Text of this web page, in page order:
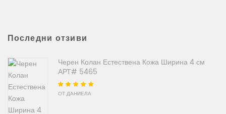
Последни отзиви
Черен Колан Естествена Кожа Ширина 4 см
АРТ# 5465
Оценено на5
ОТ ДАНИЕЛА